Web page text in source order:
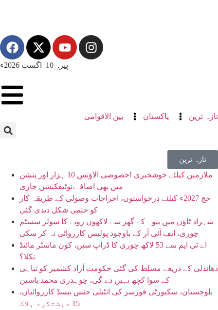
پیر, 10 اگست 2026ء
بین الاقوامی پاکستان تازہ ترین
تازہ ترین
ملازمین کیلئے خوشخبری !خصوصی الاؤنس 10 ہزار اور پنشن
میں بھی اضافہ،نوٹیفکیشن جاری
حج 2027ء کیلئے درخواستوں، اخراجات وصولی کے طریقہ کار
کو حتمی شکل دیدی گئی
شہزاد ٹاؤن میں بیوہ کے گھر سے لاکھوں روپے کا سولر سسٹم
چوری، ایف آئی آر کے باوجود پولیس کارروائی نہ کر سکی
اے ٹی ایم سے 53 لاکھ چوری کا ڈراپ سین، کون ماسٹر مائنڈ
نکلا؟
دھاندلی کے ذریعے مسلط کی گئی حکومت آزاد کشمیر کو تباہی
کے سوا کچھ نہیں دے گی، چوہدری محمد یاسین
بلوچستان، سکیورٹی فورسز کی انٹیلی جنس بیسڈ کارروائیاں،
15 دہشتگرد ہلاک